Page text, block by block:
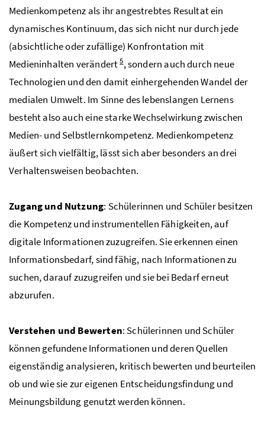
Medienkompetenz als ihr angestrebtes Resultat ein
dynamisches Kontinuum, das sich nicht nur durch jede
(absichtliche oder zufällige) Konfrontation mit
Medieninhalten verändert5, sondern auch durch neue
Technologien und den damit einhergehenden Wandel der
medialen Umwelt. Im Sinne des lebenslangen Lernens
besteht also auch eine starke Wechselwirkung zwischen
Medien- und Selbstlernkompetenz. Medienkompetenz
äußert sich vielfältig, lässt sich aber besonders an drei
Verhaltensweisen beobachten.
Zugang und Nutzung: Schülerinnen und Schüler besitzen
die Kompetenz und instrumentellen Fähigkeiten, auf
digitale Informationen zuzugreifen. Sie erkennen einen
Informationsbedarf, sind fähig, nach Informationen zu
suchen, darauf zuzugreifen und sie bei Bedarf erneut
abzurufen.
Verstehen und Bewerten: Schülerinnen und Schüler
können gefundene Informationen und deren Quellen
eigenständig analysieren, kritisch bewerten und beurteilen
ob und wie sie zur eigenen Entscheidungsfindung und
Meinungsbildung genutzt werden können.